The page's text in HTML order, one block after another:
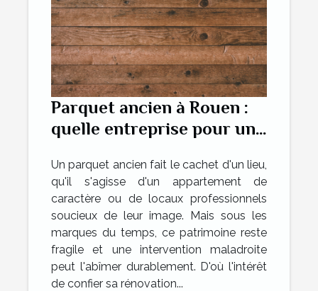
Parquet ancien à Rouen :
quelle entreprise pour une
Un parquet ancien fait le cachet d'un lieu,
qu'il s'agisse d'un appartement de
caractère ou de locaux professionnels
soucieux de leur image. Mais sous les
marques du temps, ce patrimoine reste
fragile et une intervention maladroite
peut l'abîmer durablement. D'où l'intérêt
de confier sa rénovation...